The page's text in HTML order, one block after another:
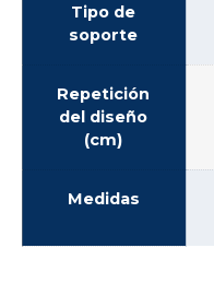
Tipo de
soporte
Repetición
del diseño
(cm)
Medidas